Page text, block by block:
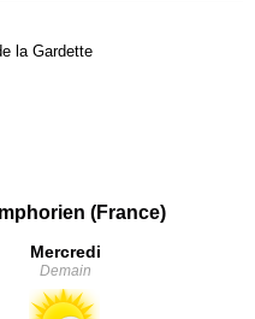
la Gardette
(France)
Mercredi
Demain